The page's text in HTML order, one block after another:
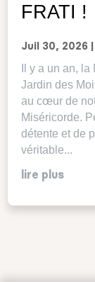
FRATI !
Juil 30, 2026
Il y a un an,
Jardin des
au cœur de
Miséricorde.
détente et de
véritable...
lire plus